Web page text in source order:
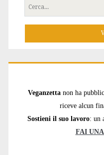
Cerca
per:
Veganzetta non ha
riceve alcun
Sostieni il suo lavoro: un
FAI